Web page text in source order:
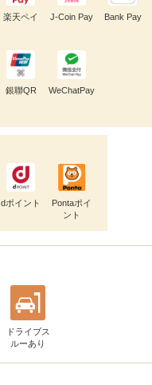
楽天ペイ J-Coin Pay Bank Pay
銀聯QR WeChatPay
dポイント
Pontaポイ
ント
ドライブス
ルーあり